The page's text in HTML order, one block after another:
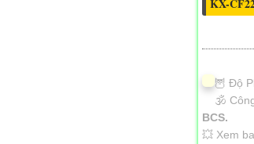
🦉 Độ
🕉️
BCS.
💥 Xem